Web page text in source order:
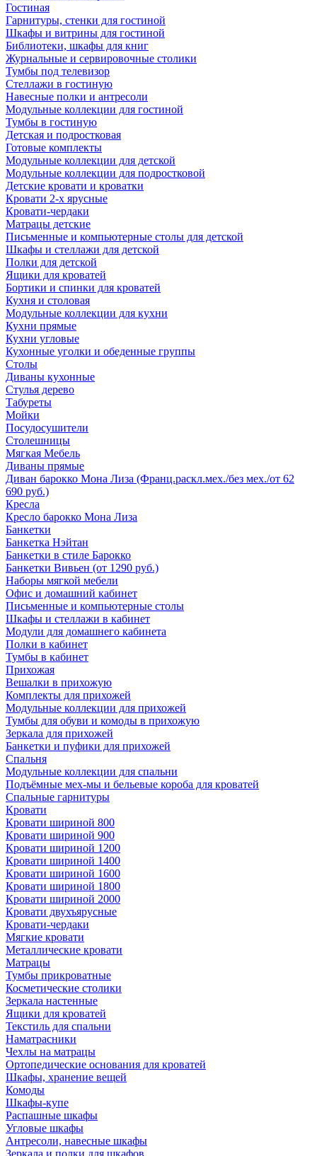
Гостиная
Гарнитуры, стенки для гостиной
Шкафы и витрины для гостиной
Библиотеки, шкафы для книг
Журнальные и сервировочные столики
Тумбы под телевизор
Стеллажи в гостиную
Навесные полки и антресоли
Модульные коллекции для гостиной
Тумбы в гостиную
Детская и подростковая
Готовые комплекты
Модульные коллекции для детской
Модульные коллекции для подростковой
Детские кровати и кроватки
Кровати 2-х ярусные
Кровати-чердаки
Матрацы детские
Письменные и компьютерные столы для детской
Шкафы и стеллажи для детской
Полки для детской
Ящики для кроватей
Бортики и спинки для кроватей
Кухня и столовая
Модульные коллекции для кухни
Кухни прямые
Кухни угловые
Кухонные уголки и обеденные группы
Столы
Диваны кухонные
Стулья дерево
Табуреты
Мойки
Посудосушители
Столешницы
Мягкая Мебель
Диваны прямые
Диван барокко Мона Лиза (Франц.раскл.мех./без мех./от 62
690 руб.)
Кресла
Кресло барокко Мона Лиза
Банкетки
Банкетка Нэйтан
Банкетки в стиле Барокко
Банкетки Вивьен (от 1290 руб.)
Наборы мягкой мебели
Офис и домашний кабинет
Письменные и компьютерные столы
Шкафы и стеллажи в кабинет
Модули для домашнего кабинета
Полки в кабинет
Тумбы в кабинет
Прихожая
Вешалки в прихожую
Комплекты для прихожей
Модульные коллекции для прихожей
Тумбы для обуви и комоды в прихожую
Зеркала для прихожей
Банкетки и пуфики для прихожей
Спальня
Модульные коллекции для спальни
Подъёмные мех-мы и бельевые короба для кроватей
Спальные гарнитуры
Кровати
Кровати шириной 800
Кровати шириной 900
Кровати шириной 1200
Кровати шириной 1400
Кровати шириной 1600
Кровати шириной 1800
Кровати шириной 2000
Кровати двухъярусные
Кровати-чердаки
Мягкие кровати
Металлические кровати
Матрацы
Тумбы прикроватные
Косметические столики
Зеркала настенные
Ящики для кроватей
Текстиль для спальни
Наматрасники
Чехлы на матрацы
Ортопедические основания для кроватей
Шкафы, хранение вещей
Комоды
Шкафы-купе
Распашные шкафы
Угловые шкафы
Антресоли, навесные шкафы
Зеркала и полки для шкафов